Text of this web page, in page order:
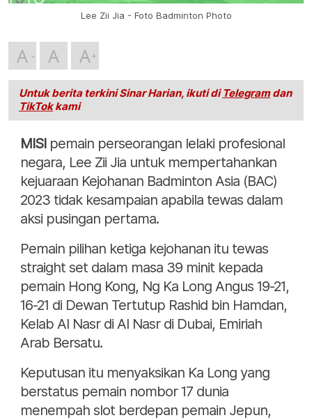
Lee Zii Jia - Foto Badminton Photo
A A A
Untuk berita terkini Sinar Harian, ikuti di Telegramdan
TikTokkami
MISIpemain perseorangan lelaki profesional
negara, Lee Zii Jia untuk mempertahankan
kejuaraan Kejohanan Badminton Asia (BAC)
2023 tidak kesampaian apabila tewas dalam
aksi pusingan pertama.
Pemain pilihan ketiga kejohanan itu tewas
straight set dalam masa 39 minit kepada
pemain Hong Kong, Ng Ka Long Angus 19-21,
16-21 di Dewan Tertutup Rashid bin Hamdan,
Kelab Al Nasr di Al Nasr di Dubai, Emiriah
Arab Bersatu.
Keputusan itu menyaksikan Ka Long yang
berstatus pemain nombor 17 dunia
menempah slot berdepan pemain Jepun,